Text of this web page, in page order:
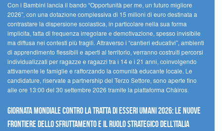
Con i Bambini lancia il bando “Opportunità per me, un futuro migliore
2026”, con una dotazione complessiva di 15 milioni di euro destinata a
contrastare la dispersione scolastica, in particolare nella sua forma
implicita, fatta di frequenza irregolare e demotivazione, spesso invisibile
ma diffusa nei contesti più fragili. Attraverso i “cantieri educativi”, ambienti
di apprendimento flessibili e aperti al territorio, verranno costruiti percorsi
individualizzati per ragazze e ragazzi tra i 14 e i 21 anni, coinvolgendo
attivamente le famiglie e rafforzando la comunità educante locale. Le
candidature, riservate a partnership del Terzo Settore, sono aperte fino
alle ore 13:00 del 30 settembre 2026 tramite la piattaforma Chàiros.
GIORNATA MONDIALE CONTRO LA TRATTA DI ESSERI UMANI 2026: LE NUOVE
FRONTIERE DELLO SFRUTTAMENTO E IL RUOLO STRATEGICO DELL’ITALIA